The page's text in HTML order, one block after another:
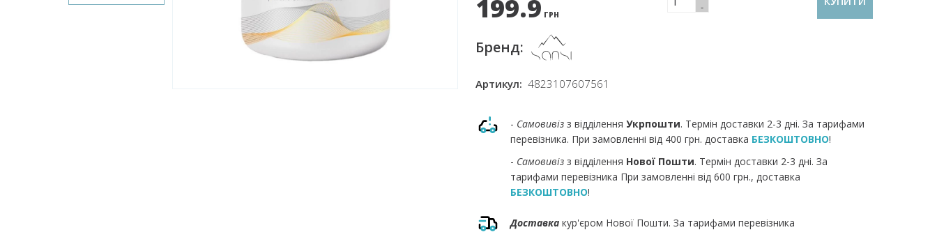
199.9 ГРН
-
Бренд:
Артикул: 4823107607561
- Самовивіз з відділення Укрпошти. Термін доставки 2-3 дні. За тарифами
перевізника. При замовленні від 400 грн. доставка БЕЗКОШТОВНО!
- Самовивіз з відділення Нової Пошти. Термін доставки 2-3 дні. За
тарифами перевізника При замовленні від 600 грн., доставка
БЕЗКОШТОВНО!
Доставка кур'єром Нової Пошти. За тарифами перевізника